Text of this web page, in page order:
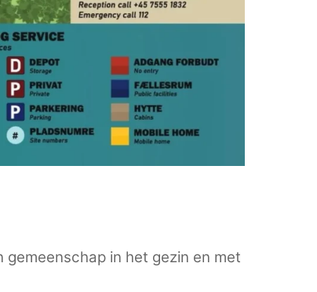
in het gezin en met